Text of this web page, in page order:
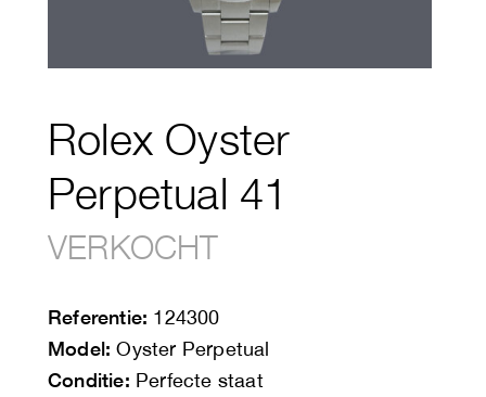
Rolex Oyster
Perpetual 41
VERKOCHT
Referentie: 124300
Model: Oyster Perpetual
Conditie: Perfecte staat